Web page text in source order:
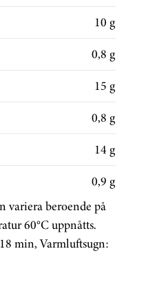
10 g
0,8 g
15 g
0,8 g
14 g
0,9 g
variera beroende på
60°C uppnåtts.
min, Varmluftsugn: